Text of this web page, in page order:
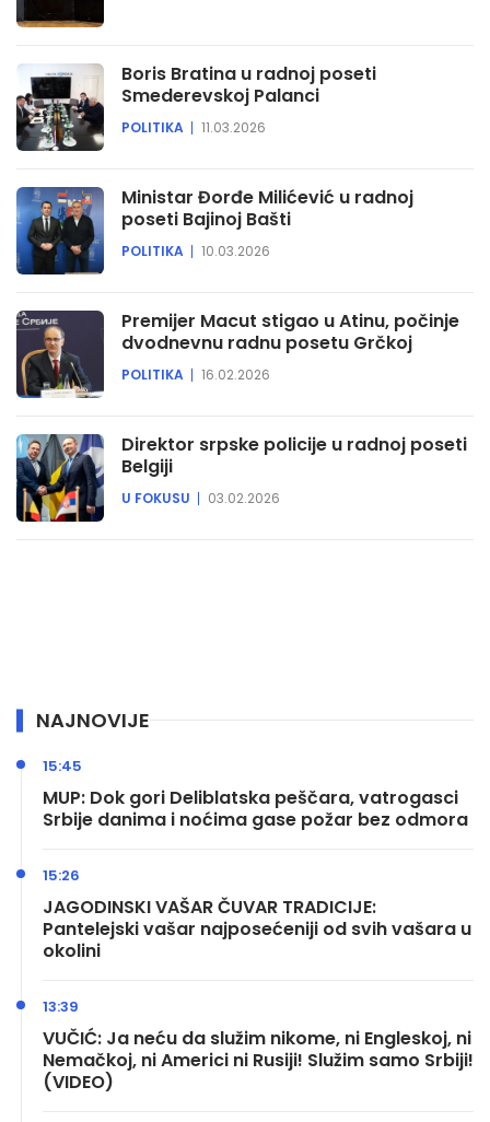
Boris Bratina u radnoj poseti
Smederevskoj Palanci
POLITIKA 11.03.2026
Ministar Đorđe Milićević u radnoj
poseti Bajinoj Bašti
POLITIKA 10.03.2026
Premijer Macut stigao u Atinu, počinje
dvodnevnu radnu posetu Grčkoj
POLITIKA 16.02.2026
Direktor srpske policije u radnoj poseti
Belgiji
U FOKUSU 03.02.2026
NAJNOVIJE
MUP: Dok gori Deliblatska peščara, vatrogasci
Srbije danima i noćima gase požar bez odmora
15:45
JAGODINSKI VAŠAR ČUVAR TRADICIJE:
Pantelejski vašar najposećeniji od svih vašara u
okolini
15:26
VUČIĆ: Ja neću da služim nikome, ni Engleskoj, ni
Nemačkoj, ni Americi ni Rusiji! Služim samo Srbiji!
(VIDEO)
13:39